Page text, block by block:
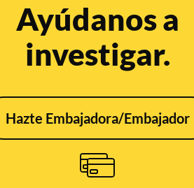
Ayúdanos a
investigar.
Hazte Embajadora/Embajador
real: es un montaje
Jul 3, 2020, 11:54:00 AM